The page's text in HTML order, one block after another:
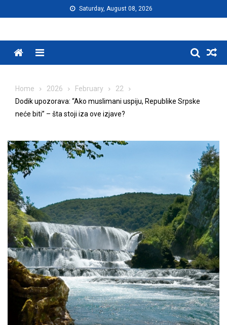
to
Saturday, August 08, 2026
Menu
Home 2026 February
22
Dodik upozorava: “Ako muslimani uspiju, Republike Srpske
neće biti” – šta stoji iza ove izjave?